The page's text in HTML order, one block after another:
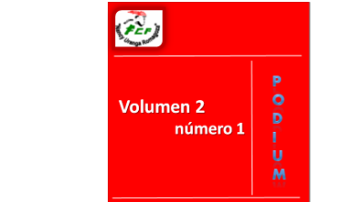
Barra
lateral
artículo